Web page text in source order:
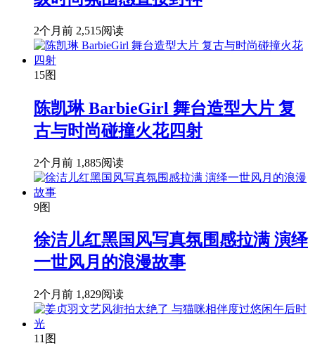
2个月前 2,515阅读
15图
陈凯琳 BarbieGirl 舞台造型大片 复
古与时尚碰撞火花四射
2个月前 1,885阅读
9图
徐洁儿红黑国风写真氛围感拉满 演绎
一世风月的浪漫故事
2个月前 1,829阅读
11图